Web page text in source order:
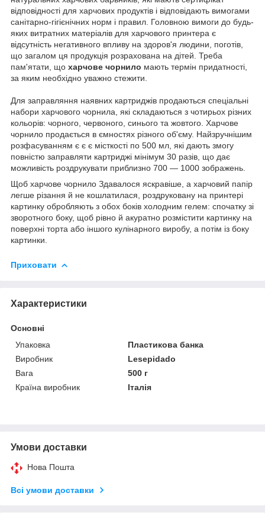
відповідності для харчових продуктів і відповідають вимогами
санітарно-гігієнічних норм і правил. Головною вимоги до будь-
яких витратних матеріалів для харчового принтера є
відсутність негативного впливу на здоров'я людини, поготів,
що загалом ця продукція розрахована на дітей. Треба
пам'ятати, що харчове чорнило мають термін придатності,
за яким необхідно уважно стежити.
Для заправляння наявних картриджів продаються спеціальні
набори харчового чорнила, які складаються з чотирьох різних
кольорів: чорного, червоного, синього та жовтого. Харчове
чорнило продається в ємностях різного об'єму. Найзручнішим
розфасуванням є є є місткості по 500 мл, які дають змогу
повністю заправляти картриджі мінімум 30 разів, що дає
можливість роздрукувати приблизно 700 — 1000 зображень.
Щоб харчове чорнило Здавалося яскравіше, а харчовий папір
легше різання й не кошлатилася, роздруковану на принтері
картинку обробляють з обох боків холодним гелем: спочатку зі
зворотного боку, щоб рівно й акуратно розмістити картинку на
поверхні торта або іншого кулінарного виробу, а потім із боку
картинки.
Приховати
Характеристики
Основні
Упаковка
Пластикова банка
Виробник
Lesepidado
Вага
500 г
Країна виробник
Італія
Умови доставки
Нова Пошта
Всі умови доставки